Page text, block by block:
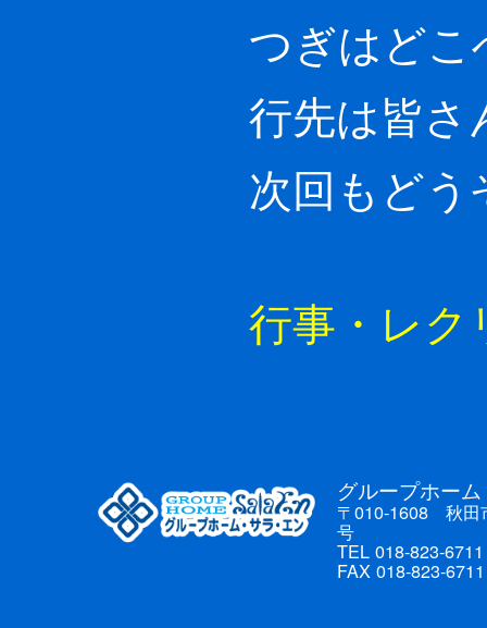
つぎはど
行先は皆さ
次回もど
行事・レク
グループホー
〒010-1608 秋田
号
TEL 018-823-6711
FAX 018-823-6711